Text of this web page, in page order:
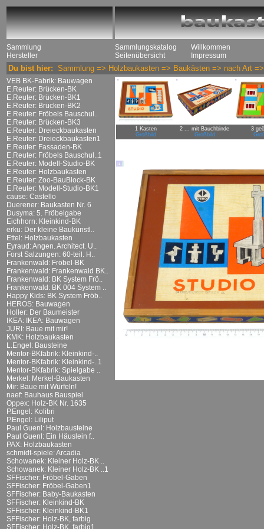
Sammlung
Hersteller
Sammlungskatalog
Seitenübersicht
Willkommen
Impressum
Du bist hier: Sammlung => Holzbaukasten => Baukästen => nach Art
VEB BK-Fabrik: Bauwagen
E.Reuter: Brücken-BK
E.Reuter: Brücken-BK1
E.Reuter: Brücken-BK2
E.Reuter: Fröbels Bauschul..
E.Reuter: Brücken-BK3
E.Reuter: Dreieckbaukasten
E.Reuter: Dreieckbaukasten1
E.Reuter: Fassaden-BK
E.Reuter: Fröbels Bauschul..1
E.Reuter: Modell-Studio-BK
E.Reuter: Holzbaukasten
E.Reuter: Zoo-BauBlock-BK
E.Reuter: Modell-Studio-BK1
cause: Castello
Duerener: Baukasten Nr. 6
Dusyma: 5. Fröbelgabe
Eichhorn: Kleinkind-BK
erku: Der kleine Baukünstl..
Ettel: Holzbaukasten
Eyraud: Angen. Architect. U..
Forst Salzungen: 60-teil. H..
Frankenwald: Fröbel-BK
Frankenwald: Frankenwald BK..
Frankenwald: BK System Frö..
Frankenwald: BK 004 System ..
Happy Kids: BK System Fröb..
HEROS: Bauwagen
Holler: Der Baumeister
IKEA: IKEA: Bauwagen
JURI: Baue mit mir!
KMK: Holzbaukasten
L.Engel: Bausteine
Mentor-BKfabrik: Kleinkind-..
Mentor-BKfabrik: Kleinkind-..1
Mentor-BKfabrik: Spielgabe ..
Merkel: Merkel-Baukasten
Mir: Baue mit Würfeln!
naef: Bauhaus Bauspiel
Oppex: Holz-BK Nr. 1635
P.Engel: Kolibri
P.Engel: Liliput
Paul Guenl: Holzbausteine
Paul Guenl: Ein Häuslein f..
PAX: Holzbaukasten
schmidt-spiele: Arcadia
Schowanek: Kleiner Holz-BK ..
Schowanek: Kleiner Holz-BK ..1
SFFischer: Fröbel-Gaben
SFFischer: Fröbel-Gaben1
SFFischer: Baby-Baukasten
SFFischer: Kleinkind-BK
SFFischer: Kleinkind-BK1
SFFischer: Holz-BK, farbig
SFFischer: Holz-BK, farbig1
1 Kasten
Großbild
2 ... mit Bauchbinde
Großbild
3